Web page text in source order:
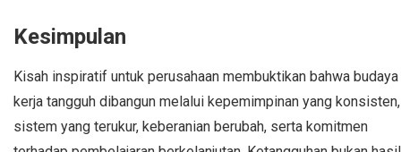
Kesimpulan
Kisah inspiratif untuk perusahaan membuktikan bahwa budaya
kerja tangguh dibangun melalui kepemimpinan yang konsisten,
sistem yang terukur, keberanian berubah, serta komitmen